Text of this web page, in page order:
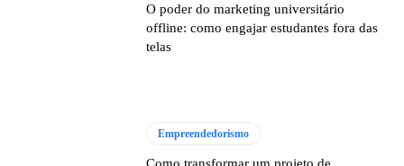
O poder do marketing universitário
offline: como engajar estudantes fora das
telas
Empreendedorismo